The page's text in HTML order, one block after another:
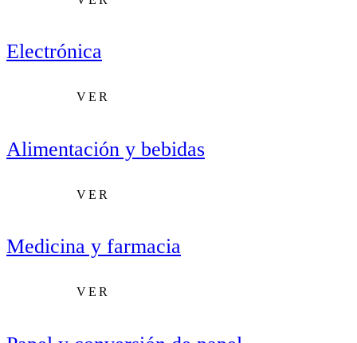
Electrónica
VER
Alimentación y bebidas
VER
Medicina y farmacia
VER